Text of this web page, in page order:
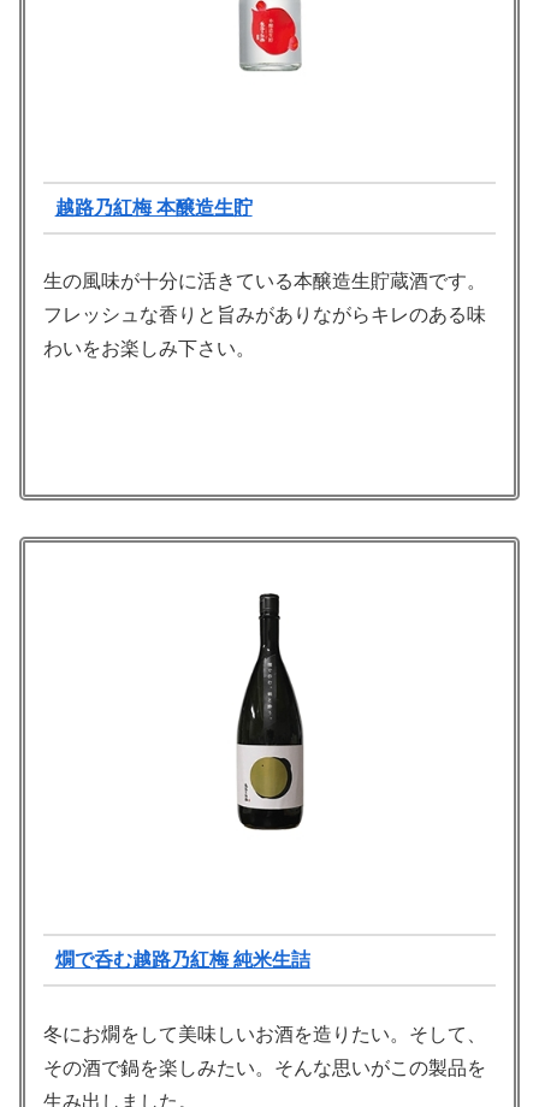
越路乃紅梅 本醸造生貯
生の風味が十分に活きている本醸造生貯蔵酒です。
フレッシュな香りと旨みがありながらキレのある味
わいをお楽しみ下さい。
燗で呑む越路乃紅梅 純米生詰
冬にお燗をして美味しいお酒を造りたい。そして、
その酒で鍋を楽しみたい。そんな思いがこの製品を
生み出しました。